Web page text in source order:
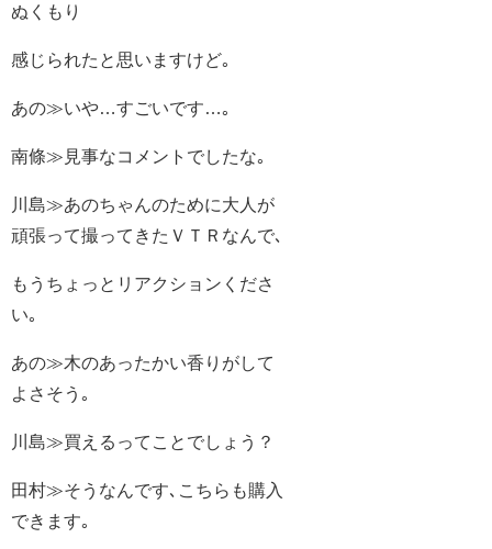
ぬくもり
感じられたと思いますけど｡
あの≫いや…すごいです…｡
南條≫見事なコメントでしたな｡
川島≫あのちゃんのために大人が
頑張って撮ってきたＶＴＲなんで､
もうちょっとリアクションくださ
い｡
あの≫木のあったかい香りがして
よさそう｡
川島≫買えるってことでしょう？
田村≫そうなんです､こちらも購入
できます｡